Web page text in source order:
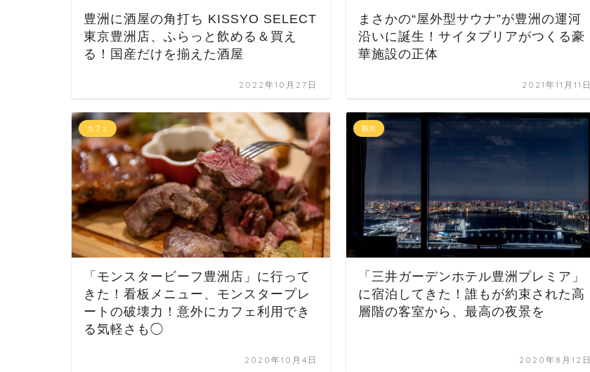
豊洲に酒屋の角打ち KISSYO SELECT
東京豊洲店、ふらっと飲める＆買え
る！国産だけを揃えた酒屋
2022年10月27日
まさかの“屋外型サウナ”が豊洲の運河
沿いに誕生！サイタブリアがつくる豪
華施設の正体
2021年11月11日
カフェ
「モンスタービーフ豊洲店」に行って
きた！看板メニュー、モンスタープレ
ートの破壊力！意外にカフェ利用でき
る気軽さも◯
2020年10月4日
観光
「三井ガーデンホテル豊洲プレミア」
に宿泊してきた！誰もが約束された高
層階の客室から、最高の夜景を
2020年8月12日